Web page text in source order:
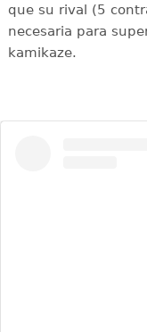
que su rival (5
necesaria para
kamikaze.